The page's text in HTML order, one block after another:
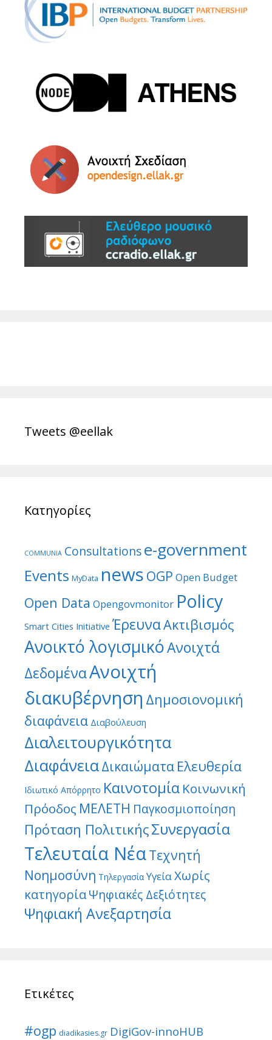
Tweets @eellak
Κατηγορίες
COMMUNIA Consultationse-government
Events MyData news OGP Open Budget
Open Data Opengovmonitor Policy
Smart Cities Initiative ΈρευναΑκτιβισμός
Ανοικτό λογισμικόΑνοιχτά
ΔεδομέναΑνοιχτή
διακυβέρνηση Δημοσιονομική
διαφάνεια Διαβούλευση
Διαλειτουργικότητα
ΔιαφάνειαΔικαιώματα Ελευθερία
Ιδιωτικό Απόρρητο Καινοτομία Κοινωνική
Πρόοδος ΜΕΛΕΤΗ Παγκοσμιοποίηση
Πρόταση ΠολιτικήςΣυνεργασία
Τελευταία ΝέαΤεχνητή
Νοημοσύνη Τηλεργασία ΥγείαΧωρίς
κατηγορίαΨηφιακές Δεξιότητες
Ψηφιακή Ανεξαρτησία
Ετικέτες
#ogp diadikasies.gr DigiGov-innoHUB